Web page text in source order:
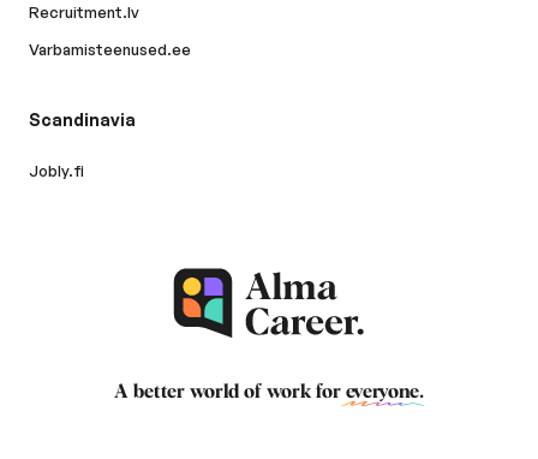
Recruitment.lv
Varbamisteenused.ee
Scandinavia
Jobly.fi
A better world of work for everyone.